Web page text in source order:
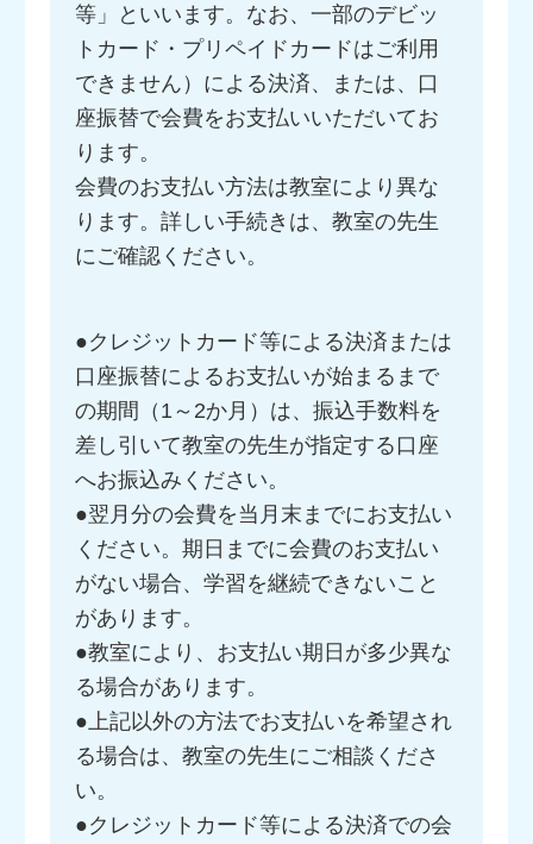
等」といいます。なお、一部のデビッ
トカード・プリペイドカードはご利用
できません）による決済、または、口
座振替で会費をお支払いいただいてお
ります。
会費のお支払い方法は教室により異な
ります。詳しい手続きは、教室の先生
にご確認ください。
●クレジットカード等による決済または
口座振替によるお支払いが始まるまで
の期間（1～2か月）は、振込手数料を
差し引いて教室の先生が指定する口座
へお振込みください。
●翌月分の会費を当月末までにお支払い
ください。期日までに会費のお支払い
がない場合、学習を継続できないこと
があります。
●教室により、お支払い期日が多少異な
る場合があります。
●上記以外の方法でお支払いを希望され
る場合は、教室の先生にご相談くださ
い。
●クレジットカード等による決済での会